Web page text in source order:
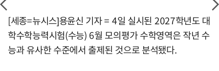
[세종=뉴시스]용윤신 기자 = 4일 실시된 2027학년도 대
학수학능력시험(수능) 6월 모의평가 수학영역은 작년 수
능과 유사한 수준에서 출제된 것으로 분석됐다.